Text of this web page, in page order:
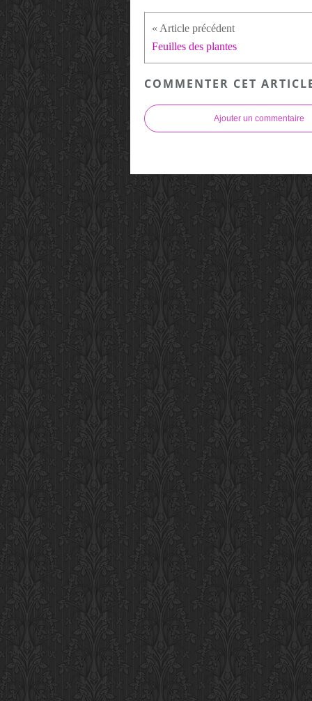
Feuilles des plantes
COMMENTER CET
Ajouter un commentaire